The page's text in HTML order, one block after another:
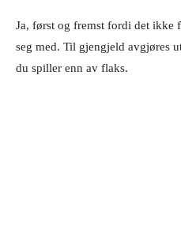
Ja, først og fremst fordi det ikke
seg med. Til gjengjeld avgjøres
du spiller enn av flaks.